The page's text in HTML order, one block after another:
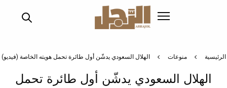
الرئيسية منوعات الهلال السعودي يدشّن أول طائرة تحمل هويته الخاصة (فيديو)
الهلال السعودي يدشّن أول طائرة تحمل